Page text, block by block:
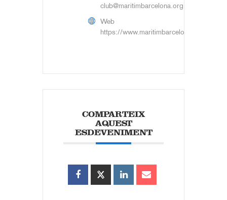
club@maritimbarcelona.org
Web
https://www.maritimbarcelona.org
COMPARTEIX
AQUEST
ESDEVENIMENT